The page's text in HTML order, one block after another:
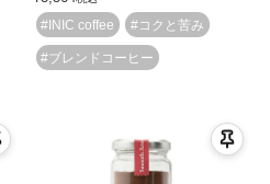
#INIC coffee #コクと苦み
#ブレンドコーヒー